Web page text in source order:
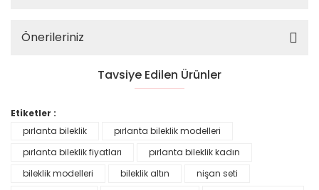
Önerileriniz
Tavsiye Edilen Ürünler
Etiketler :
pırlanta bileklik
pırlanta bileklik modelleri
pırlanta bileklik fiyatları
pırlanta bileklik kadın
bileklik modelleri
bileklik altın
nişan seti